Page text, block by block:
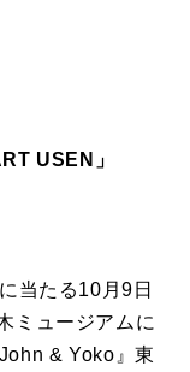
USEN」
当たる10月9日
ミュージアムに
& Yoko』東